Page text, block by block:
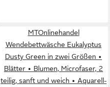
MTOnlinehandel
Wendebettwäsche Eukalyptus
Dusty Green in zwei Größen •
Blätter • Blumen, Microfaser, 2
teilig, sanft und weich • Aquarell-